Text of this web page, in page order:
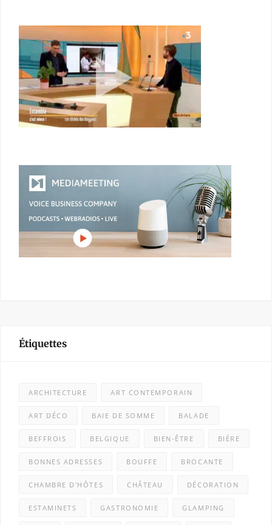
Étiquettes
ARCHITECTURE ART CONTEMPORAIN
ART DÉCO BAIE DE SOMME BALADE
BEFFROIS BELGIQUE BIEN-ÊTRE BIÈRE
BONNES ADRESSES BOUFFE BROCANTE
CHAMBRE D'HÔTES CHÂTEAU DÉCORATION
ESTAMINETS GASTRONOMIE GLAMPING